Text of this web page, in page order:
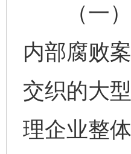
（一）
内部腐败
交织的大
理企业整